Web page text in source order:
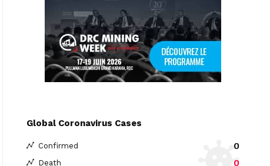
Global Coronavirus Cases
Confirmed 0
Death 0